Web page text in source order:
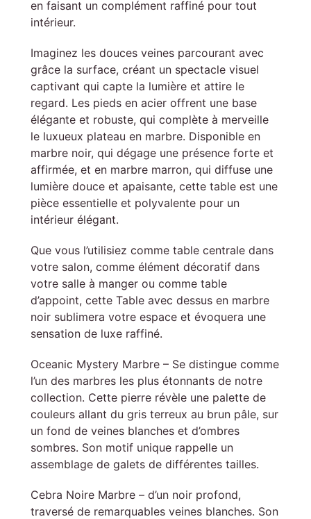
en faisant un complément raffiné pour tout
intérieur.
Imaginez les douces veines parcourant avec
grâce la surface, créant un spectacle visuel
captivant qui capte la lumière et attire le
regard. Les pieds en acier offrent une base
élégante et robuste, qui complète à merveille
le luxueux plateau en marbre. Disponible en
marbre noir, qui dégage une présence forte et
affirmée, et en marbre marron, qui diffuse une
lumière douce et apaisante, cette table est une
pièce essentielle et polyvalente pour un
intérieur élégant.
Que vous l’utilisiez comme table centrale dans
votre salon, comme élément décoratif dans
votre salle à manger ou comme table
d’appoint, cette Table avec dessus en marbre
noir sublimera votre espace et évoquera une
sensation de luxe raffiné.
Oceanic Mystery Marbre – Se distingue comme
l’un des marbres les plus étonnants de notre
collection. Cette pierre révèle une palette de
couleurs allant du gris terreux au brun pâle, sur
un fond de veines blanches et d’ombres
sombres. Son motif unique rappelle un
assemblage de galets de différentes tailles.
Cebra Noire Marbre – d’un noir profond,
traversé de remarquables veines blanches. Son